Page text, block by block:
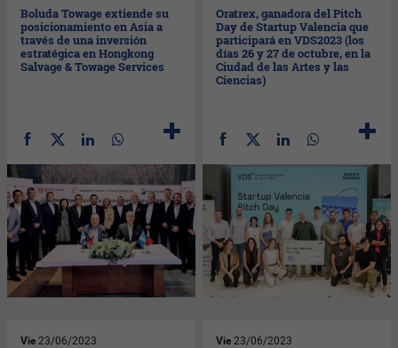
Boluda Towage extiende su
posicionamiento en Asia a
través de una inversión
estratégica en Hongkong
Salvage & Towage Services
Oratrex, ganadora del Pitch
Day de Startup Valencia que
participará en VDS2023 (los
días 26 y 27 de octubre, en la
Ciudad de las Artes y las
Ciencias)
Vie 23/06/2023 Vie 23/06/2023